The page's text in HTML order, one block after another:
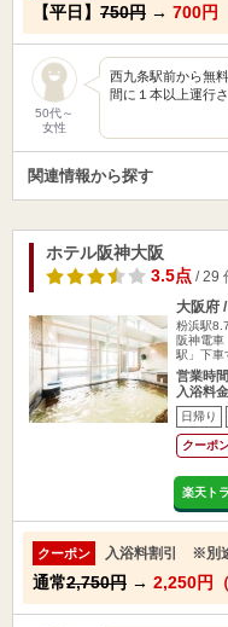
【平日】 750円 → 700円
50代～
女性
西九条駅前から無
間に１本以上運行
関連情報から探す
ホテル阪神大阪
3.5点/ 29
大阪府
粉浜駅
阪神電
駅」下車
営業時
入浴料
日帰り
クーポ
楽天ト
クーポン 入浴料割引 ※別
通常2,750円 → 2,250円